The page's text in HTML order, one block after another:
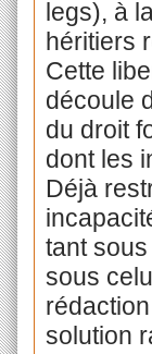
legs), à
héritiers
Cette
découle
du droit
dont les
Déjà
tant
sous
solution